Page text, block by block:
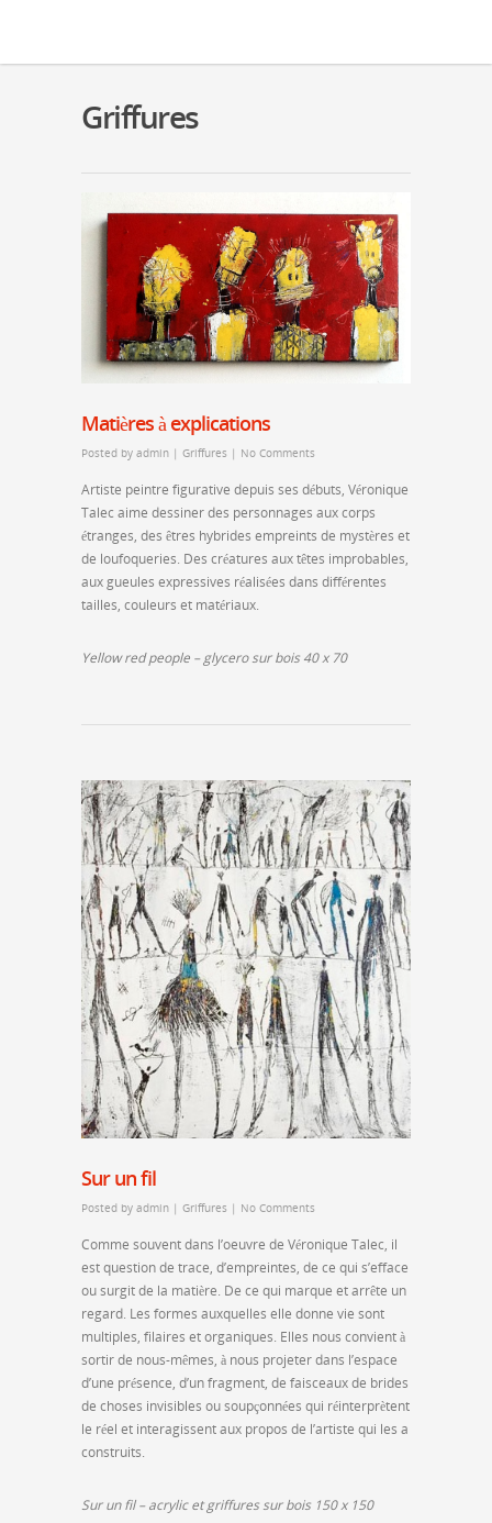
Griffures
Matières à explications
Posted by admin | Griffures | No Comments
Artiste peintre figurative depuis ses débuts, Véronique
Talec aime dessiner des personnages aux corps
étranges, des êtres hybrides empreints de mystères et
de loufoqueries. Des créatures aux têtes improbables,
aux gueules expressives réalisées dans différentes
tailles, couleurs et matériaux.
Yellow red people – glycero sur bois 40 x 70
Sur un fil
Posted by admin | Griffures | No Comments
Comme souvent dans l’oeuvre de Véronique Talec, il
est question de trace, d’empreintes, de ce qui s’efface
ou surgit de la matière. De ce qui marque et arrête un
regard. Les formes auxquelles elle donne vie sont
multiples, filaires et organiques. Elles nous convient à
sortir de nous-mêmes, à nous projeter dans l’espace
d’une présence, d’un fragment, de faisceaux de brides
de choses invisibles ou soupçonnées qui réinterprètent
le réel et interagissent aux propos de l’artiste qui les a
construits.
Sur un fil – acrylic et griffures sur bois 150 x 150